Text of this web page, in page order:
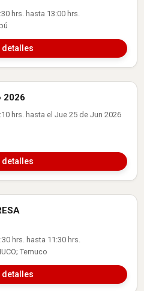
hrs. hasta 13:00 hrs.
detalles
2026
hrs. hasta el Jue 25 de Jun 2026
detalles
hrs. hasta 11:30 hrs.
Temuco
detalles